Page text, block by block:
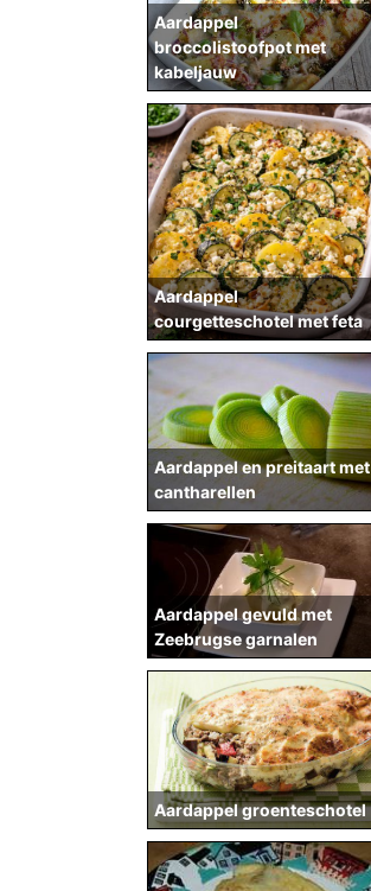
Aardappel
broccolistoofpot met
kabeljauw
Aardappel
courgetteschotel met feta
Aardappel en preitaart met
cantharellen
Aardappel gevuld met
Zeebrugse garnalen
Aardappel groenteschotel